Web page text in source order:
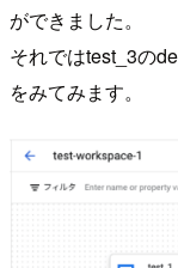
ができました。
それではtest_3の
をみてみます。